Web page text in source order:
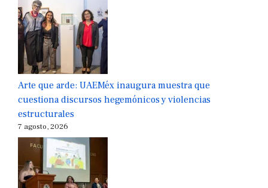
Arte que arde: UAEMéx inaugura muestra que
cuestiona discursos hegemónicos y violencias
estructurales
7 agosto, 2026